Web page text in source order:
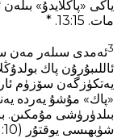
مات. 15‏:13. *
3ئەمدى سىلەر مەن
«پاك» مۇشۇ يەردە
بىلدۈرۈشى مۇمكىن.
شۈبھىسى يوقتۇر (31:10نى كۆرۈڭ).* ◘ 15:3 يـۇھ. 13‏:10. *